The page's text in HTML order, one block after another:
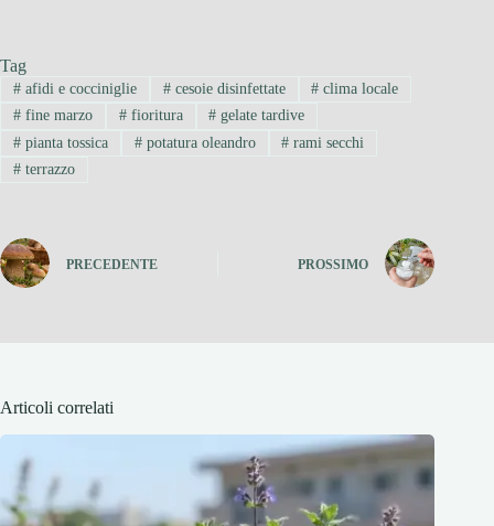
Tag
#afidi e cocciniglie #cesoie disinfettate # clima locale
#fine marzo #fioritura # gelate tardive
#pianta tossica #potatura oleandro # rami secchi
#terrazzo
PRECEDENTE PROSSIMO
Articoli correlati